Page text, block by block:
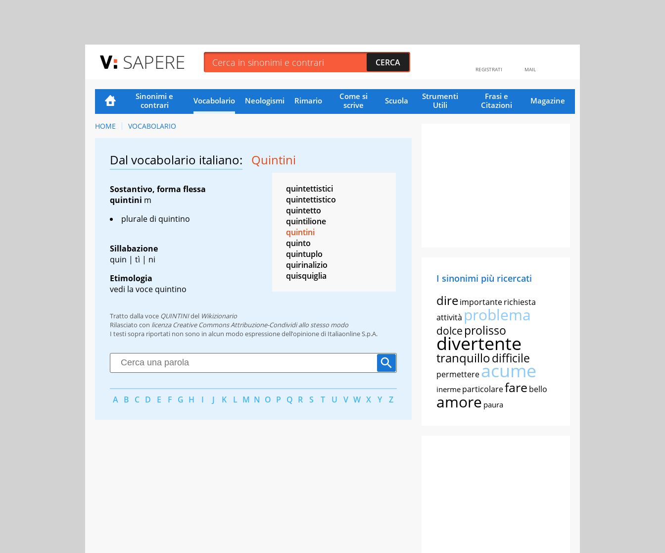
SAPERE MAIL
REGISTRATI
Sinonimi e
contrari
Vocabolario Neologismi Rimario
Come si
scrive
Scuola
Strumenti
Utili
Frasi e
Citazioni
Magazine
HOME VOCABOLARIO
Dal vocabolario italiano: Quintini
Sostantivo, forma flessa
quintini m
plurale di quintino
Sillabazione
quin | tì | ni
Etimologia
vedi la voce quintino
quintettistici
quintettistico
quintetto
quintilione
quintini
quinto
quintuplo
quirinalizio
quisquiglia
Tratto dalla voce QUINTINIdel Wikizionario
Rilasciato con licenza Creative Commons Attribuzione-Condividi allo stesso modo
I testi sopra riportati non sono in alcun modo espressione dell’opinione di Italiaonline S.p.A.
A B C D E F G H I J K L M N O P Q R S T U V W X Y Z
I sinonimi più ricercati
direimportanterichiesta
attività problema
dolce prolisso
divertente
tranquillodifficile
permettereacume
inerme particolarefare bello
amore paura